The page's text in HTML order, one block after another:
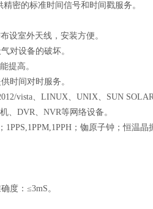
密的标准时间信号和时间戳服务。
设室外天线，安装方便。
对设备的破坏。
提高。
时间对时服务。
vista、 LINUX、 UNIX、 SUN
、 DVR、 NVR等网络设备。
1PPS,1PPM,1PPH ；铷原子钟；恒温晶
度：≤3mS。